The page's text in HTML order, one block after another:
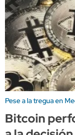
Pese a la tregua en
Bitcoin